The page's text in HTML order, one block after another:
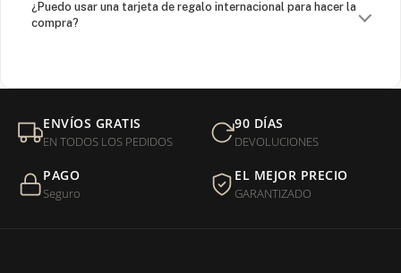
¿Puedo usar una tarjeta de regalo internacional para hacer la
compra?
Mi orden fue devuelta por USPS, ¿qué hago para que sea
entregada?
¿Sus productos son libres de níquel?
ENVÍOS GRATIS
EN TODOS LOS PEDIDOS
90 DÍAS
DEVOLUCIONES
PAGO
Seguro
EL MEJOR PRECIO
GARANTIZADO